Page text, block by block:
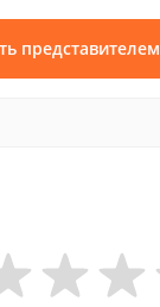
представителем